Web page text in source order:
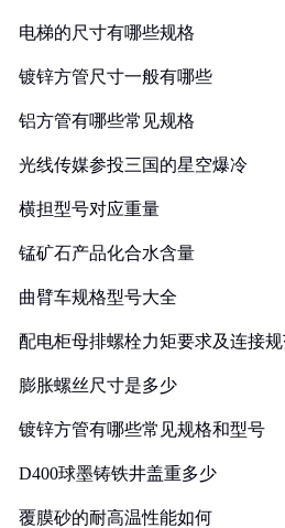
电梯的尺寸有哪些规格
镀锌方管尺寸一般有哪些
铝方管有哪些常见规格
光线传媒参投三国的星空爆冷
横担型号对应重量
锰矿石产品化合水含量
曲臂车规格型号大全
配电柜母排螺栓力矩要求及连接
膨胀螺丝尺寸是多少
镀锌方管有哪些常见规格和型号
D400球墨铸铁井盖重多少
覆膜砂的耐高温性能如何